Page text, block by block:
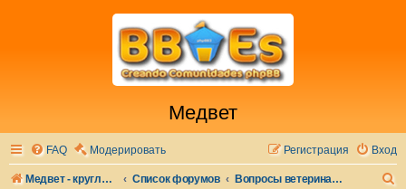
Медвет
FAQ Модерировать Вход
Регистрация
Медвет - круглосуточная ветеринарная клиника в Москве Список форумов Вопросы ветеринарному врачу-терапевту